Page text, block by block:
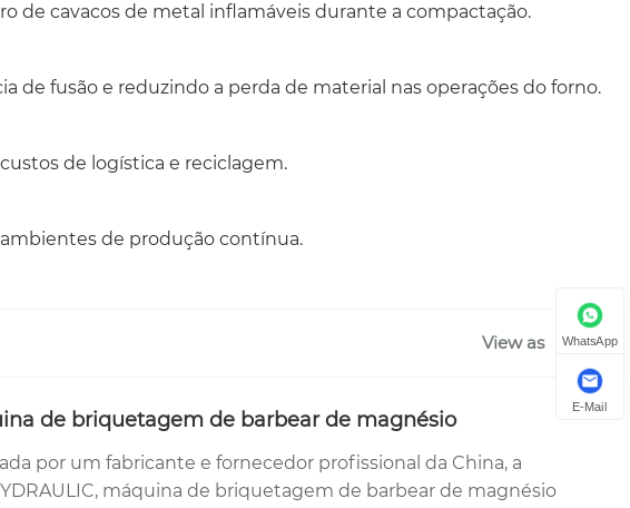
de cavacos de metal inflamáveis ​​durante a compactação.
fusão e reduzindo a perda de material nas operações do forno.
de logística e reciclagem.
de produção contínua.
View as
de briquetagem de barbear de magnésio
por um fabricante e fornecedor profissional da China, a
máquina de briquetagem de barbear de magnésio
WhatsApp
E-Mail